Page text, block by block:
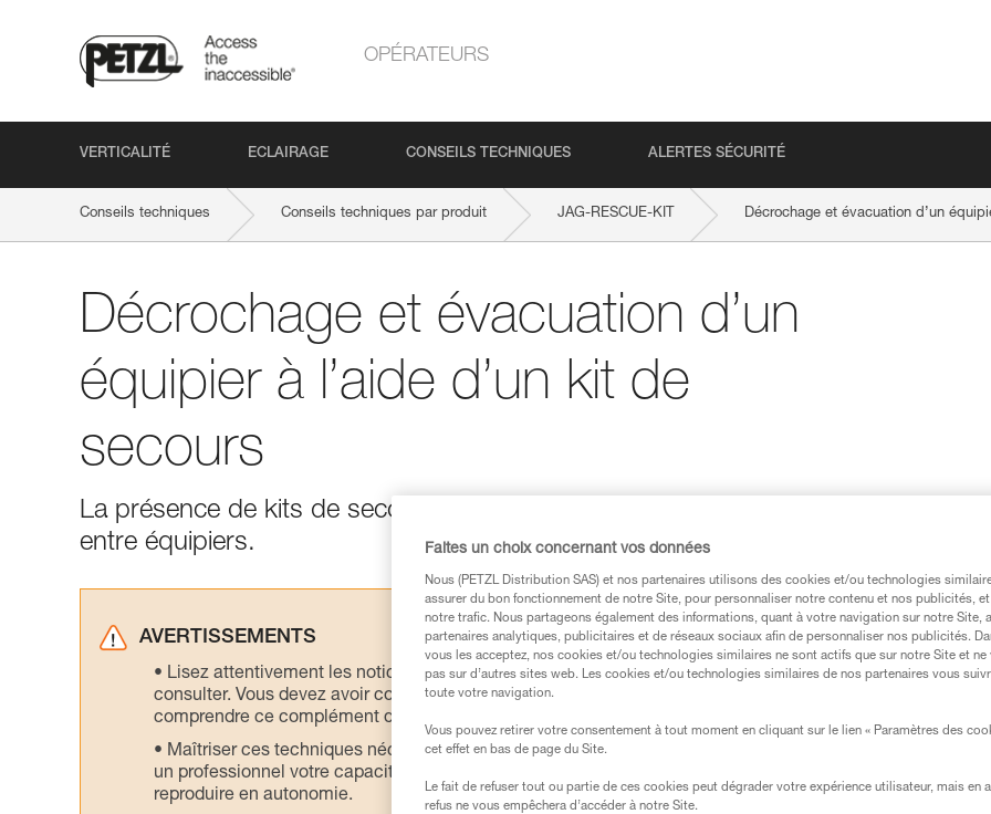
OPÉRATEURS
VERTICALITÉ ECLAIRAGE CONSEILS TECHNIQUES ALERTES SÉCURITÉ
Conseils techniques Conseils techniques par produit JAG-RESCUE-KIT Décrochage et évacuation d’un
Décrochage et évacuation d’un
équipier à l’aide d’un kit de
secours
La présence de kits de secours sur le site de travail permet une intervention
entre équipiers.
AVERTISSEMENTS
Lisez attentivement les notices techniques des produits utilisés dans ce conseil avant de le
consulter. Vous devez avoir compris les informations de la notice technique pour pouvoir
comprendre ce complément d’informations.
Maîtriser ces techniques nécessite une formation et un entraînement spécifique. Validez avec
un professionnel votre capacité à refaire la manipulation, seul, en toute sécurité, avant de la
reproduire en autonomie.
Faites un choix concernant vos données
Nous (PETZL Distribution SAS) et nos partenaires utilisons des cookies et/ou technologies
assurer du bon fonctionnement de notre Site, pour personnaliser notre contenu et nos publicités,
notre trafic. Nous partageons également des informations, quant à votre navigation sur notre Site,
partenaires analytiques, publicitaires et de réseaux sociaux afin de personnaliser nos publicités.
vous les acceptez, nos cookies et/ou technologies similaires ne sont actifs que sur notre Site et ne
pas sur d’autres sites web. Les cookies et/ou technologies similaires de nos partenaires vous
toute votre navigation.
Vous pouvez retirer votre consentement à tout moment en cliquant sur le lien « Paramètres des
cet effet en bas de page du Site.
Le fait de refuser tout ou partie de ces cookies peut dégrader votre expérience utilisateur, mais en
refus ne vous empêchera d’accéder à notre Site.